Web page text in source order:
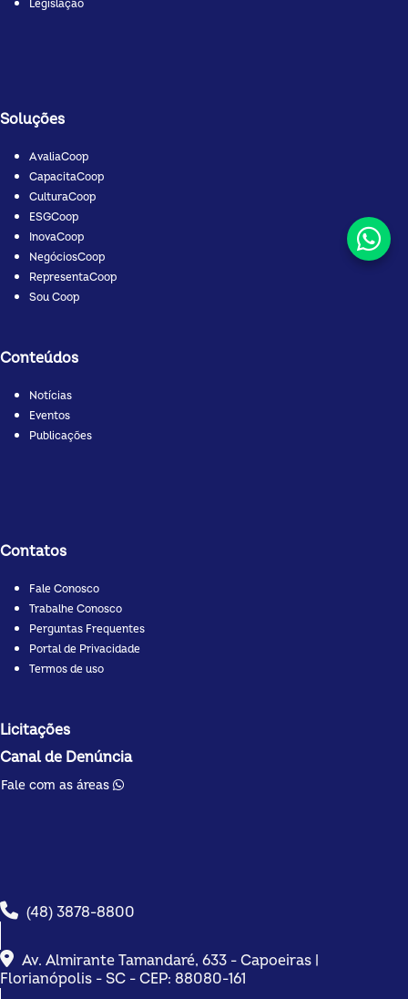
Legislação
Soluções
AvaliaCoop
CapacitaCoop
CulturaCoop
ESGCoop
InovaCoop
NegóciosCoop
RepresentaCoop
Sou Coop
Conteúdos
Notícias
Eventos
Publicações
Contatos
Fale Conosco
Trabalhe Conosco
Perguntas Frequentes
Portal de Privacidade
Termos de uso
Licitações
Canal de Denúncia
Fale com as áreas
(48) 3878-8800
Av. Almirante Tamandaré, 633 - Capoeiras |
Florianópolis - SC - CEP: 88080-161